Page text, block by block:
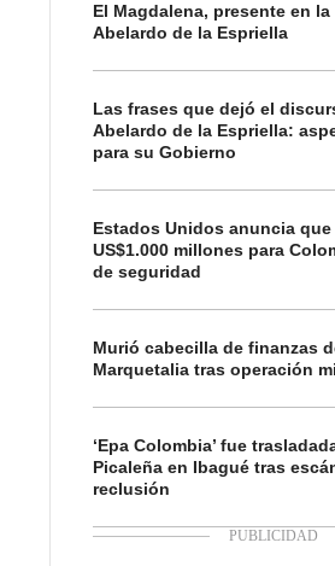
El Magdalena, presente en
Abelardo de la Espriella
Las frases que dejó el
Abelardo de la Espriella:
para su Gobierno
Estados Unidos anuncia
US$1.000 millones para
de seguridad
Murió cabecilla de finanzas
Marquetalia tras operación
‘Epa Colombia’ fue
Picaleña en Ibagué tras
reclusión